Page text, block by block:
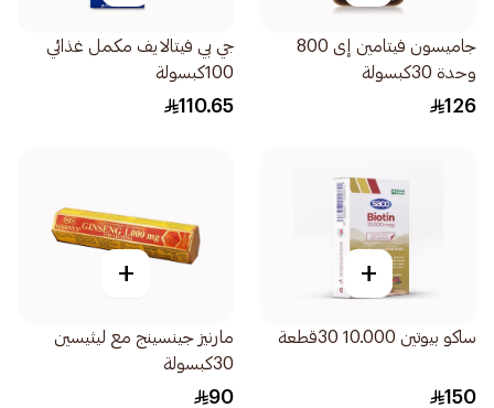
جاميسون فيتامين إى 800
وحدة 30كبسولة
126
جي بي فيتالايف مكمل غذائي
100كبسولة
110.65
+
ساكو بيوتين 10.000 30قطعة
150
+
مارنيز جينسينج مع ليثيسين
30كبسولة
90